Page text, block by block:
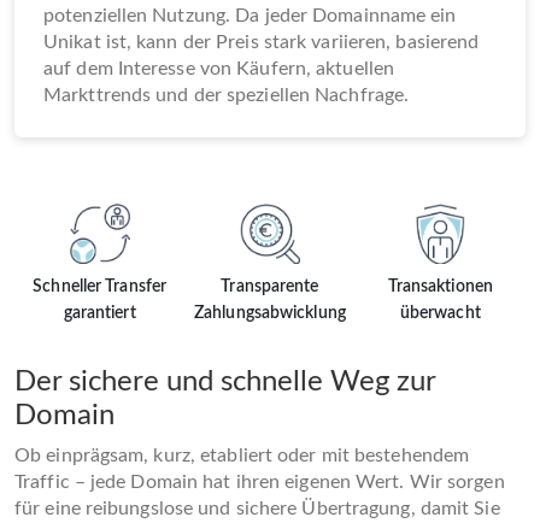
Schneller Transfer
garantiert
Transparente
Zahlungsabwicklung
Transaktionen
überwacht
Der sichere und schnelle Weg zur
Domain
Ob einprägsam, kurz, etabliert oder mit bestehendem
Traffic – jede Domain hat ihren eigenen Wert. Wir sorgen
für eine reibungslose und sichere Übertragung, damit Sie
potenziellen Nutzung. Da jeder Domainname ein
Unikat ist, kann der Preis stark variieren, basierend
auf dem Interesse von Käufern, aktuellen
Markttrends und der speziellen Nachfrage.